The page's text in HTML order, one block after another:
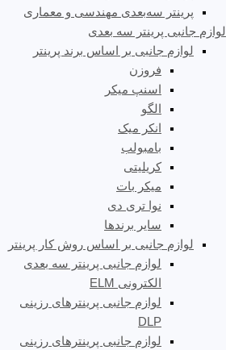
پرینتر سه‌بعدی مهندسی و معماری
لوازم جانبی پرینتر سه بعدی
لوازم جانبی بر اساس برند پرینتر
فروزن
اسنپ میکر
الگو
انکر میک
بامبولب
کریلیتی
میکر بات
نوا تری دی
سایر برندها
لوازم جانبی بر اساس روش کار پرینتر
لوازم جانبی پرینتر سه بعدی
الکترونی ELM
لوازم جانبی پرینترهای رزینی
DLP
لوازم جانبی پرینترهای رزینی